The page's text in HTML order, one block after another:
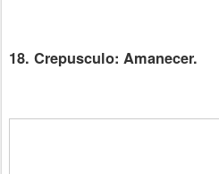
18. Crepusculo: Amanecer.